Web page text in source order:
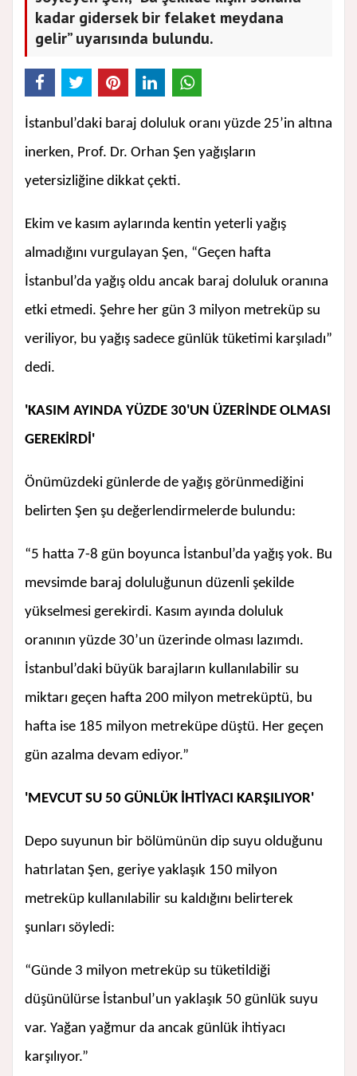
kadar gidersek bir felaket meydana
gelir” uyarısında bulundu.
İstanbul’daki baraj doluluk oranı yüzde 25’in altına
inerken, Prof. Dr. Orhan Şen yağışların
yetersizliğine dikkat çekti.
Ekim ve kasım aylarında kentin yeterli yağış
almadığını vurgulayan Şen, “Geçen hafta
İstanbul’da yağış oldu ancak baraj doluluk oranına
etki etmedi. Şehre her gün 3 milyon metreküp su
veriliyor, bu yağış sadece günlük tüketimi karşıladı”
dedi.
'KASIM AYINDA YÜZDE 30'UN ÜZERİNDE OLMASI
GEREKİRDİ'
Önümüzdeki günlerde de yağış görünmediğini
belirten Şen şu değerlendirmelerde bulundu:
“5 hatta 7-8 gün boyunca İstanbul’da yağış yok. Bu
mevsimde baraj doluluğunun düzenli şekilde
yükselmesi gerekirdi. Kasım ayında doluluk
oranının yüzde 30’un üzerinde olması lazımdı.
İstanbul’daki büyük barajların kullanılabilir su
miktarı geçen hafta 200 milyon metreküptü, bu
hafta ise 185 milyon metreküpe düştü. Her geçen
gün azalma devam ediyor.”
'MEVCUT SU 50 GÜNLÜK İHTİYACI KARŞILIYOR'
Depo suyunun bir bölümünün dip suyu olduğunu
hatırlatan Şen, geriye yaklaşık 150 milyon
metreküp kullanılabilir su kaldığını belirterek
şunları söyledi:
“Günde 3 milyon metreküp su tüketildiği
düşünülürse İstanbul’un yaklaşık 50 günlük suyu
var. Yağan yağmur da ancak günlük ihtiyacı
karşılıyor.”